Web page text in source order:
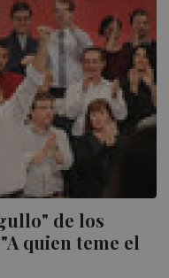
de los
quien teme el